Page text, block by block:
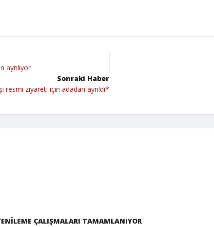
ayrılıyor
Sonraki Haber
resmi ziyareti için adadan ayrıldı*
ÇALIŞMALARI TAMAMLANIYOR